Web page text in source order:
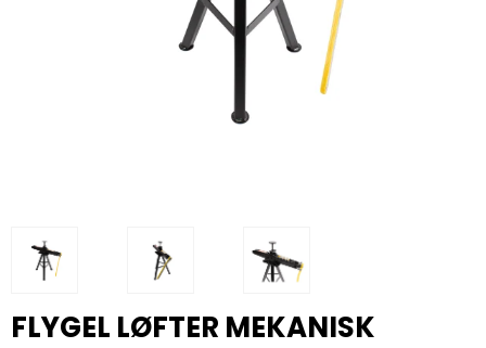
FLYGEL LØFTER MEKANISK